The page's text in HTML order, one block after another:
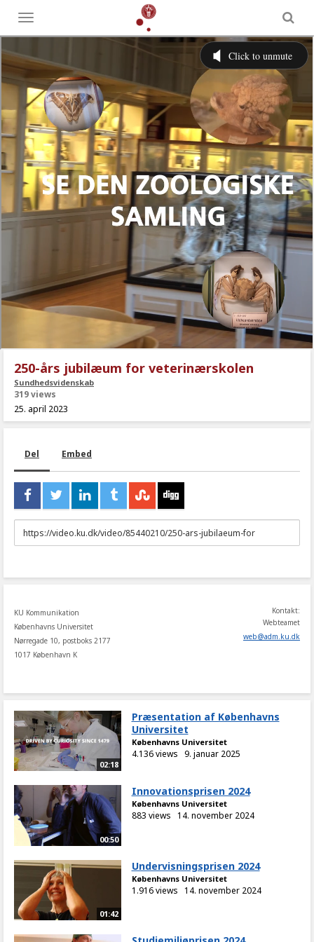
Toggle
menu
250-års jubilæum for veterinærskolen
Sundhedsvidenskab
319 views
25. april 2023
Del Embed
URL
to
KU Kommunikation
Københavns Universitet
Nørregade 10, postboks 2177
1017 København K
Kontakt:
Webteamet
web@adm.ku.dk
02:18
Præsentation af Københavns
Universitet
Københavns Universitet
4.136 views 9. januar 2025
00:50
Innovationsprisen 2024
Københavns Universitet
883 views 14. november 2024
01:42
Undervisningsprisen 2024
Københavns Universitet
1.916 views 14. november 2024